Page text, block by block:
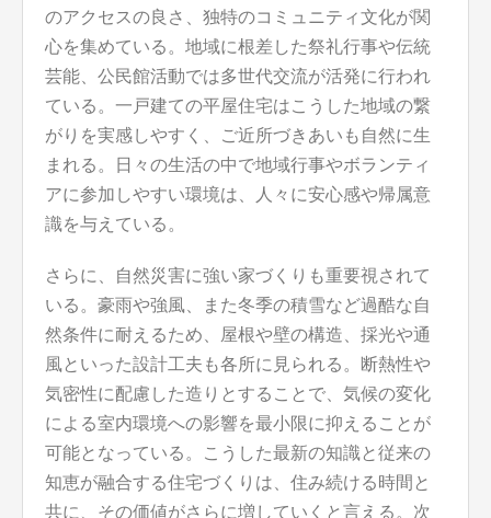
のアクセスの良さ、独特のコミュニティ文化が関
心を集めている。地域に根差した祭礼行事や伝統
芸能、公民館活動では多世代交流が活発に行われ
ている。一戸建ての平屋住宅はこうした地域の繋
がりを実感しやすく、ご近所づきあいも自然に生
まれる。日々の生活の中で地域行事やボランティ
アに参加しやすい環境は、人々に安心感や帰属意
識を与えている。
さらに、自然災害に強い家づくりも重要視されて
いる。豪雨や強風、また冬季の積雪など過酷な自
然条件に耐えるため、屋根や壁の構造、採光や通
風といった設計工夫も各所に見られる。断熱性や
気密性に配慮した造りとすることで、気候の変化
による室内環境への影響を最小限に抑えることが
可能となっている。こうした最新の知識と従来の
知恵が融合する住宅づくりは、住み続ける時間と
共に、その価値がさらに増していくと言える。次